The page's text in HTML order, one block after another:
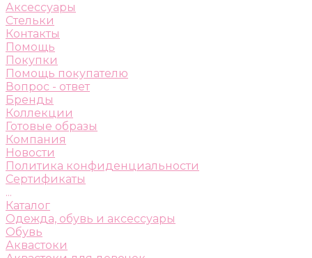
Аксессуары
Стельки
Контакты
Помощь
Покупки
Помощь покупателю
Вопрос - ответ
Бренды
Коллекции
Готовые образы
Компания
Новости
Политика конфиденциальности
Сертификаты
...
Каталог
Одежда, обувь и аксессуары
Обувь
Аквастоки